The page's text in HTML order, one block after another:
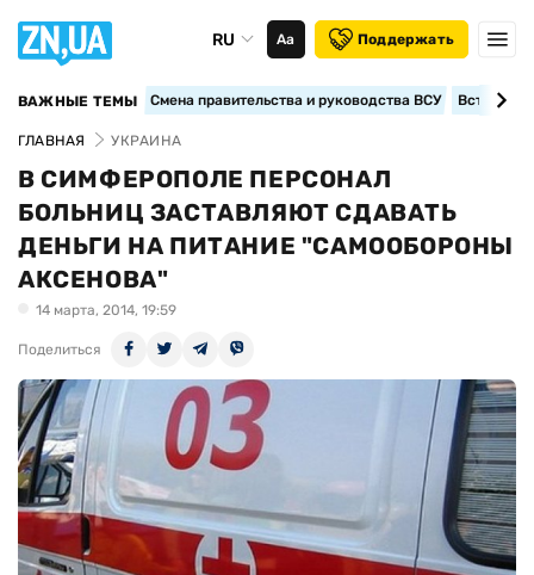
RU Аа Поддержать
ВАЖНЫЕ ТЕМЫ Смена правительства и руководства ВСУ
ГЛАВНАЯ УКРАИНА
В СИМФЕРОПОЛЕ ПЕРСОНАЛ
БОЛЬНИЦ ЗАСТАВЛЯЮТ СДАВАТЬ
ДЕНЬГИ НА ПИТАНИЕ "САМООБОРОНЫ
АКСЕНОВА"
14 марта, 2014, 19:59
Поделиться